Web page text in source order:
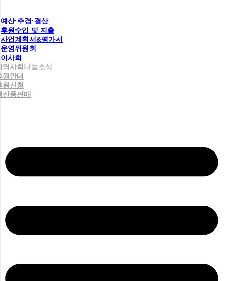
예산·추경·결산
후원수입 및 지출
사업계획서&평가서
운영위원회
이사회
역사회나눔소식
원안내
원신청
산품판매